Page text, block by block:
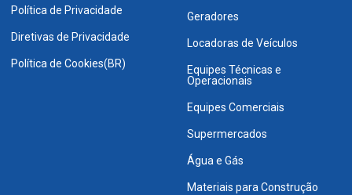
Política de Privacidade
Diretivas de Privacidade
Política de Cookies(BR)
Geradores
Locadoras de Veículos
Equipes Técnicas e
Operacionais
Equipes Comerciais
Supermercados
Água e Gás
Materiais para Construção